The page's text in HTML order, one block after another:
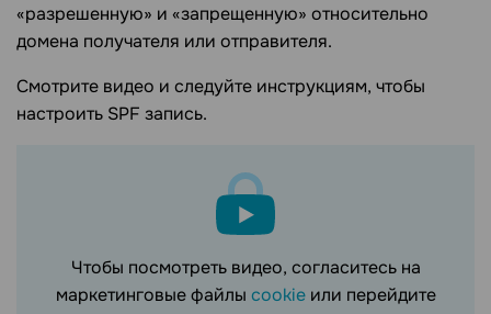
«разрешенную» и «запрещенную» относительно
домена получателя или отправителя.
Смотрите видео и следуйте инструкциям, чтобы
настроить SPF запись.
Чтобы посмотреть видео, согласитесь на
маркетинговые файлы cookie или перейдите